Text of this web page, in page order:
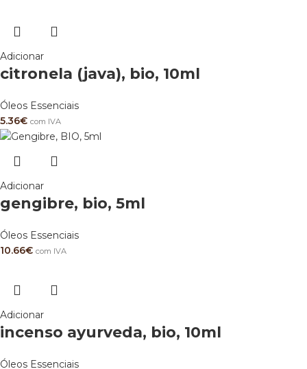
Adicionar
citronela (java), bio, 10ml
Óleos Essenciais
5.36€ com IVA
Adicionar
gengibre, bio, 5ml
Óleos Essenciais
10.66€ com IVA
Adicionar
incenso ayurveda, bio, 10ml
Óleos Essenciais